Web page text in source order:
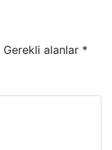
Gerekli alanlar *